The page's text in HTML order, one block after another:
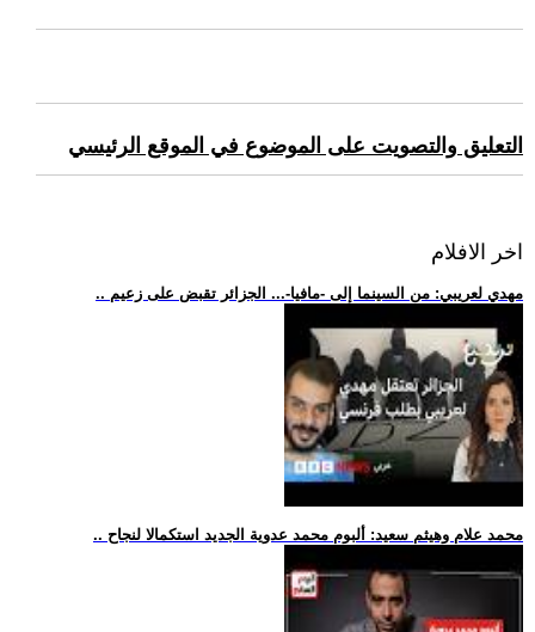
التعليق والتصويت على الموضوع في الموقع الرئيسي
اخر الافلام
.. مهدي لعريبي: من السينما إلى -مافيا-... الجزائر تقبض على زعيم
.. محمد علام وهيثم سعيد: ألبوم محمد عدوية الجديد استكمالا لنجاح